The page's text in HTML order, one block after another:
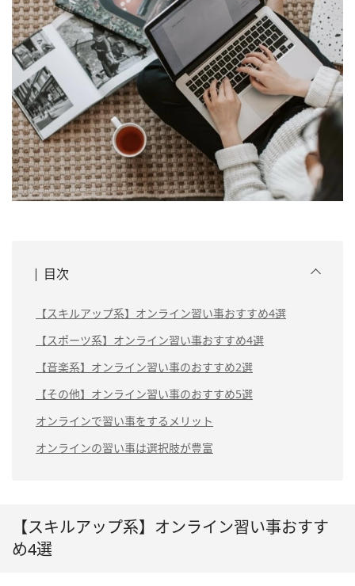
目次
【スキルアップ系】オンライン習い事おすすめ4選
【スポーツ系】オンライン習い事おすすめ4選
【音楽系】オンライン習い事のおすすめ2選
【その他】オンライン習い事のおすすめ5選
オンラインで習い事をするメリット
オンラインの習い事は選択肢が豊富
【スキルアップ系】オンライン習い事おすす
め4選